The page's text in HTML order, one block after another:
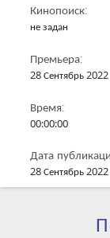
Кинопоиск:
не задан
Премьера:
28 Сентябрь 2022
Время:
00:00:00
Дата
28 Сентябрь 2022